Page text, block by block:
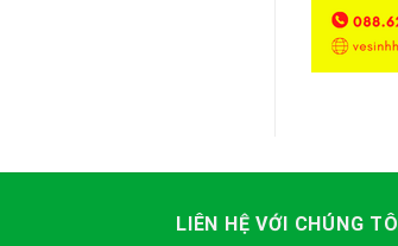
LIÊN HỆ VỚI CHÚNG TÔI